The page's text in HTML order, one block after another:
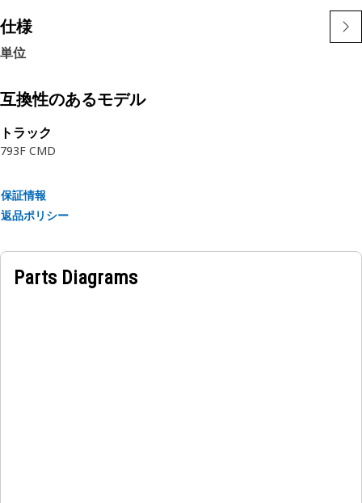
Application:
Consult your owner's manual or contact your local Cat
仕様
単位
互換性のあるモデル
トラック
793F CMD
保証情報
返品ポリシー
Parts Diagrams